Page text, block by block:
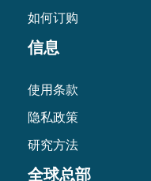
如何订购
信息
使用条款
隐私政策
研究方法
全球总部